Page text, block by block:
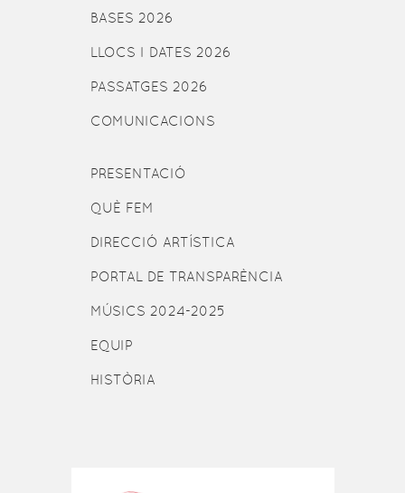
BASES 2026
LLOCS I DATES 2026
PASSATGES 2026
COMUNICACIONS
PRESENTACIÓ
QUÈ FEM
DIRECCIÓ ARTÍSTICA
PORTAL DE TRANSPARÈNCIA
MÚSICS 2024-2025
EQUIP
HISTÒRIA